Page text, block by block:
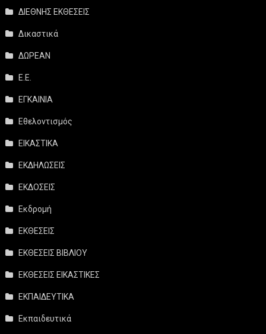
ΔΙΕΘΝΗΣ ΕΚΘΕΣΕΙΣ
Δικαστικά
ΔΩΡΕΑΝ
Ε.Ε.
ΕΓΚΑΙΝΙΑ
Εθελοντισμός
ΕΙΚΑΣΤΙΚΑ
ΕΚΔΗΛΩΣΕΙΣ
ΕΚΔΟΣΕΙΣ
Εκδρομή
ΕΚΘΕΣΕΙΣ
ΕΚΘΕΣΕΙΣ ΒΙΒΛΙΟΥ
ΕΚΘΕΣΕΙΣ ΕΙΚΑΣΤΙΚΕΣ
ΕΚΠΑΙΔΕΥΤΙΚΑ
Εκπαιδευτικά